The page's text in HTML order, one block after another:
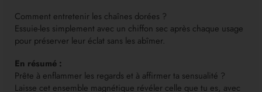
Comment entretenir les chaînes dorées ?
Essuie-les simplement avec un chiffon sec après chaque usage
pour préserver leur éclat sans les abîmer.
En résumé :
Prête à enflammer les regards et à affirmer ta sensualité ?
Laisse cet ensemble magnétique révéler celle que tu es, avec